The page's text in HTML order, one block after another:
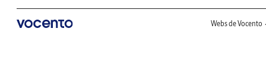
Webs de Vocento